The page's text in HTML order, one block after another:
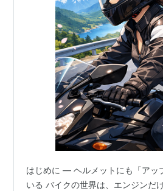
はじめに ― ヘルメットにも「アッ
いる バイクの世界は、エンジンだ